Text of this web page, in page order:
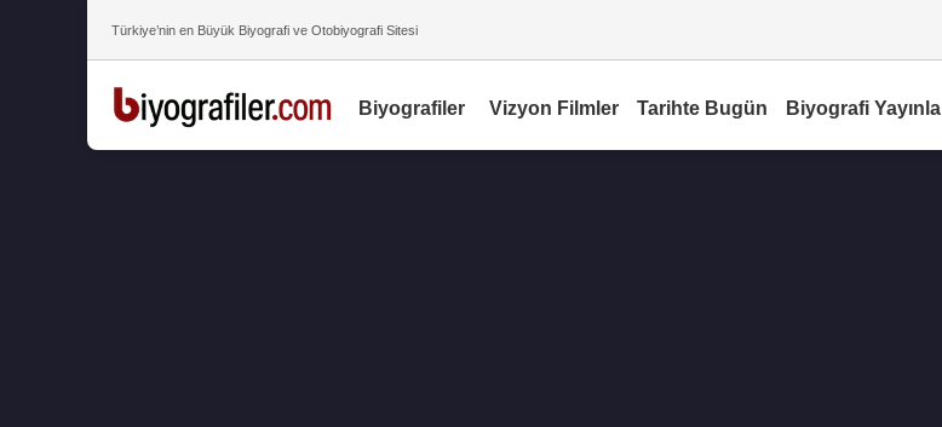
Türkiye’nin en Büyük Biyografi ve Otobiyografi Sitesi
Biyografiler Vizyon Filmler Tarihte Bugün Biyografi Yayınla